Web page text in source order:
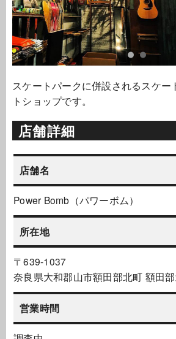
スケートパークに併設されるスケー
トショップです。
店舗詳細
店舗名
Power Bomb（パワーボム）
所在地
〒639-1037
奈良県大和郡山市額田部北町 額田
営業時間